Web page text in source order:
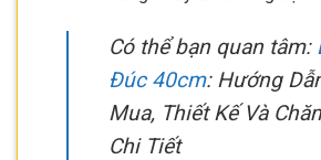
Có thể bạn quan tâm:
Đúc 40cm: Hướng
Mua, Thiết Kế Và
Chi Tiết